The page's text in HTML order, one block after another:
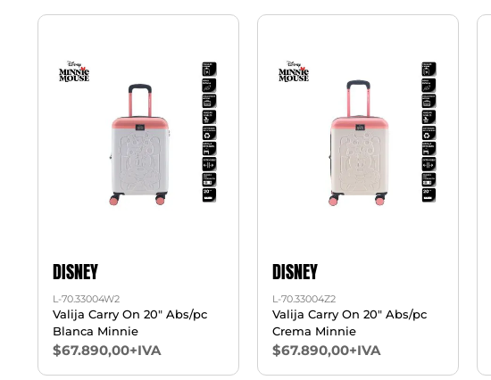
DISNEY
L-70.33004W2
Valija Carry On 20" Abs/pc
Blanca Minnie
$67.890,00+IVA
DISNEY
L-70.33004Z2
Valija Carry On 20" Abs/pc
Crema Minnie
$67.890,00+IVA